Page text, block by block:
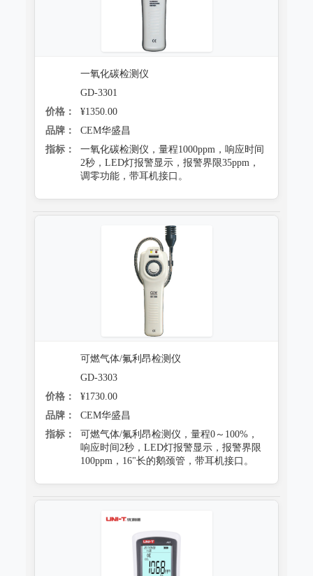
一氧化碳检测仪
GD-3301
价格：
¥1350.00
品牌：
CEM华盛昌
指标：
一氧化碳检测仪，量程1000ppm，响应时间
2秒，LED灯报警显示，报警界限35ppm，
调零功能，带耳机接口。
可燃气体/氟利昂检测仪
GD-3303
价格：
¥1730.00
品牌：
CEM华盛昌
指标：
可燃气体/氟利昂检测仪，量程0～100%，
响应时间2秒，LED灯报警显示，报警界限
100ppm，16"长的鹅颈管，带耳机接口。